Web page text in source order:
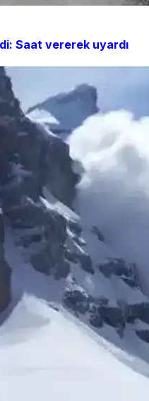
Saat vererek uyardı